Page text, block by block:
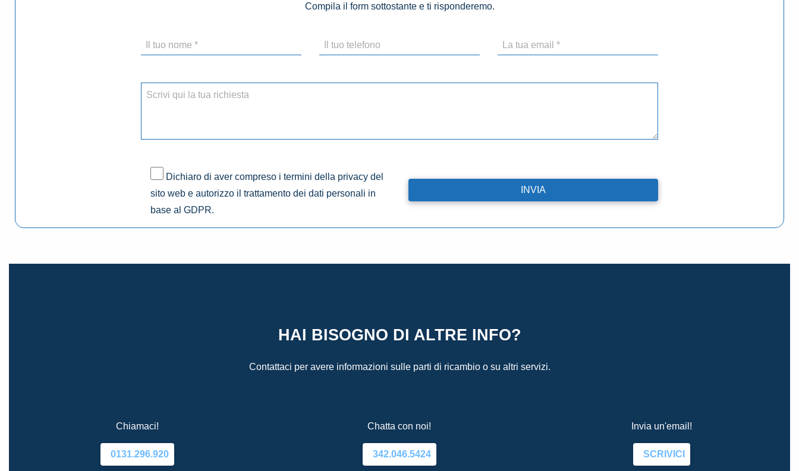
Compila il form sottostante e ti risponderemo.
Dichiaro di aver compreso i termini della privacy del
sito web e autorizzo il trattamento dei dati personali in
base al GDPR.
HAI BISOGNO DI ALTRE INFO?
Contattaci per avere informazioni sulle parti di ricambio o su altri servizi.
Chiamaci!
0131.296.920
Chatta con noi!
342.046.5424
Invia un'email!
SCRIVICI